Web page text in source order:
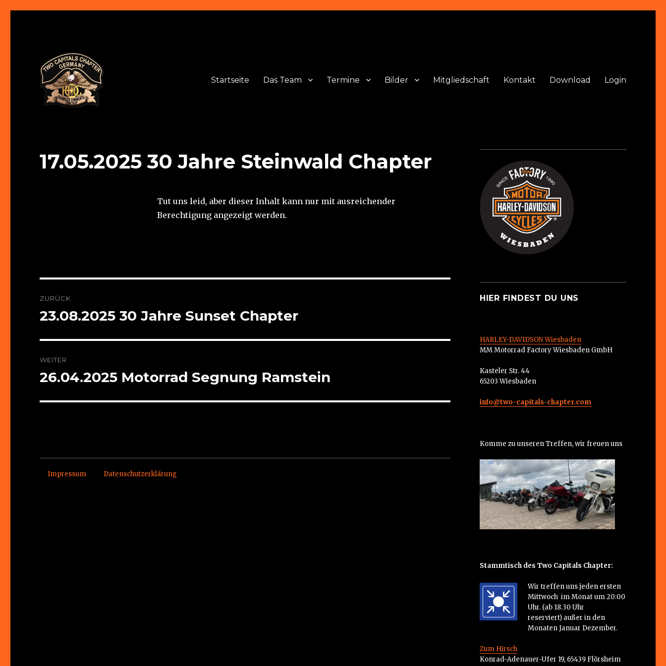
Startseite Das Team Termine Bilder Mitgliedschaft Kontakt Download Login
17.05.2025 30 Jahre Steinwald Chapter
Tut uns leid, aber dieser Inhalt kann nur mit ausreichender
Berechtigung angezeigt werden.
ZURÜCK
Vorheriger
23.08.2025 30 Jahre Sunset Chapter
WEITER
Nächster
26.04.2025 Motorrad Segnung Ramstein
Impressum Datenschutzerklärung
HIER FINDEST DU UNS
HARLEY-DAVIDSON Wiesbaden
MM Motorrad Factory Wiesbaden GmbH
Kasteler Str. 44
65203 Wiesbaden
info@two-capitals-chapter.com
Komme zu unseren Treffen, wir freuen uns
Stammtisch des Two Capitals Chapter:
Wir treffen uns jeden ersten
Mittwoch im Monat um 20:00
Uhr. (ab 18.30 Uhr
reserviert) außer in den
Monaten Januar Dezember.
Zum Hirsch
Konrad-Adenauer-Ufer 19, 65439 Flörsheim